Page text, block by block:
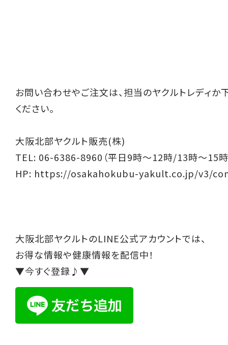
お問い合わせやご注文は、担当のヤクルトレディか
ください。
大阪北部ヤクルト販売(株)
TEL: 06-6386-8960（平日9時～12時/13時～15時
HP: https://osakahokubu-yakult.co.jp/v3/
大阪北部ヤクルトのLINE公式アカウントでは、
お得な情報や健康情報を配信中！
▼今すぐ登録♪▼